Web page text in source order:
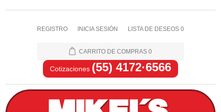
REGISTRO INICIA SESIÓN LISTA DE DESEOS 0
CARRITO DE COMPRAS 0
Cotizaciones (55) 4172·6566